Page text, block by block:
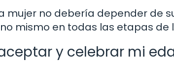
mujer no debería depender de
mismo en todas las etapas de
y celebrar mi